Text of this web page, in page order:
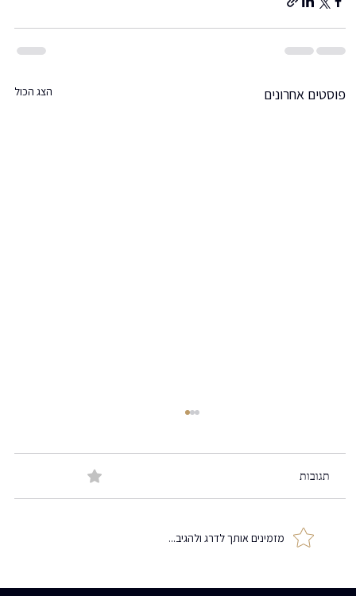
פוסטים אחרונים הצג הכול
לחיות ב"חרטא" זה לחיות בחרטה
תגובות
מזמינים אותך לדרג ולהגיב...